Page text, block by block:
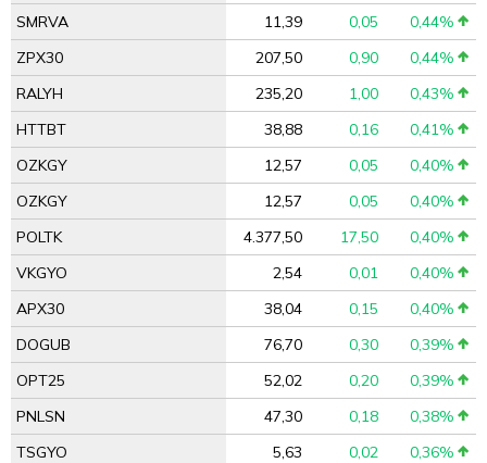
SMRVA
11,39 0,05
0,44%
ZPX30
207,50 0,90
0,44%
RALYH
235,20 1,00
0,43%
HTTBT
38,88 0,16
0,41%
OZKGY
12,57 0,05
0,40%
OZKGY
12,57 0,05
0,40%
POLTK
4.377,50 17,50
0,40%
VKGYO
2,54 0,01
0,40%
APX30
38,04 0,15
0,40%
DOGUB
76,70 0,30
0,39%
OPT25
52,02 0,20
0,39%
PNLSN
47,30 0,18
0,38%
TSGYO
5,63 0,02
0,36%